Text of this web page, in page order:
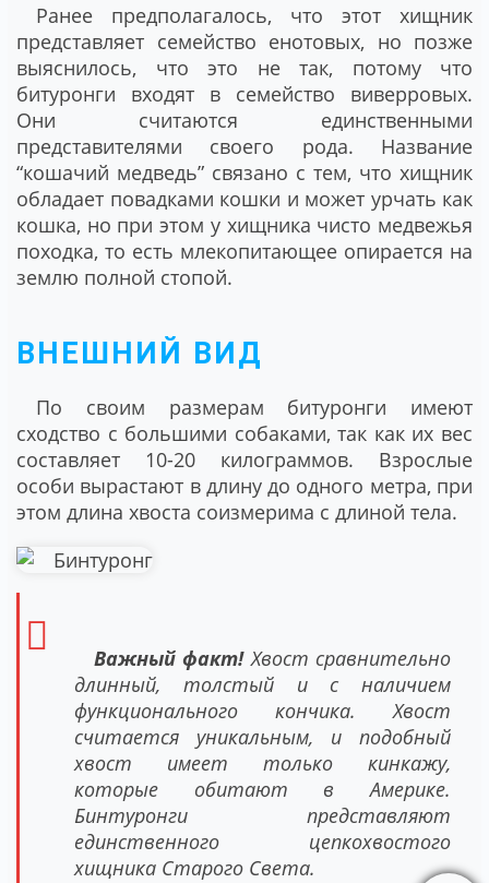
Ранее предполагалось, что этот хищник
представляет семейство енотовых, но позже
выяснилось, что это не так, потому что
битуронги входят в семейство виверровых.
Они считаются единственными
представителями своего рода. Название
“кошачий медведь” связано с тем, что хищник
обладает повадками кошки и может урчать как
кошка, но при этом у хищника чисто медвежья
походка, то есть млекопитающее опирается на
землю полной стопой.
ВНЕШНИЙ ВИД
По своим размерам битуронги имеют
сходство с большими собаками, так как их вес
составляет 10-20 килограммов. Взрослые
особи вырастают в длину до одного метра, при
этом длина хвоста соизмерима с длиной тела.
Важный факт!Хвост сравнительно
длинный, толстый и с наличием
функционального кончика. Хвост
считается уникальным, и подобный
хвост имеет только кинкажу,
которые обитают в Америке.
Бинтуронги представляют
единственного цепкохвостого
хищника Старого Света.